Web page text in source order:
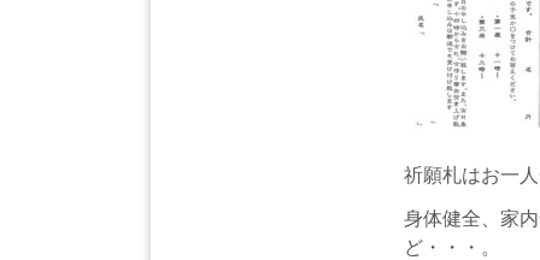
祈願札はお一
身体健全、家
ど・・・。